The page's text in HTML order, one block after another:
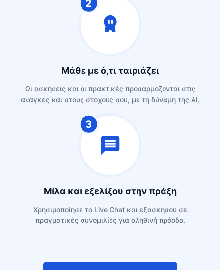
2
Μάθε με ό,τι ταιριάζει
Oι ασκήσεις και οι πρακτικές προσαρμόζονται στις
ανάγκες και στους στόχους σου, με τη δύναμη της AI.
3
Μίλα και εξελίξου στην πράξη
Χρησιμοποίησε το Live Chat και εξασκήσου σε
πραγματικές συνομιλίες για αληθινή πρόοδο.